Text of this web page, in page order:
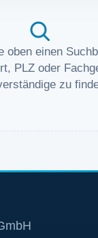
oben einen
PLZ oder
zu